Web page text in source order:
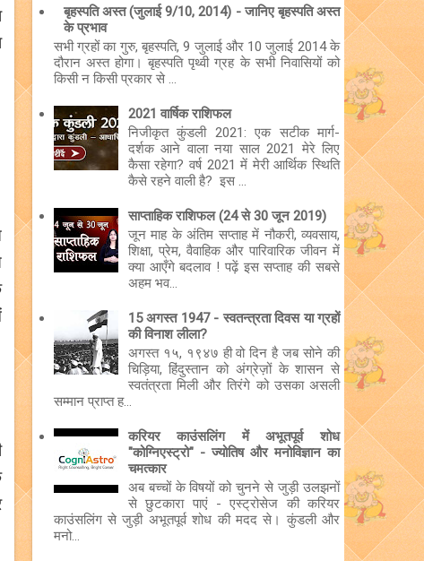
बृहस्पति अस्त (जुलाई 9/10, 2014) - जानिए बृहस्पति अस्त
के प्रभाव
सभी ग्रहों का गुरु, बृहस्पति, 9 जुलाई और 10 जुलाई 2014 के
दौरान अस्त होगा। बृहस्पति पृथ्वी ग्रह के सभी निवासियों को
किसी न किसी प्रकार से ...
2021 वार्षिक राशिफल
निजीकृत कुंडली 2021: एक सटीक मार्ग-
दर्शक आने वाला नया साल 2021 मेरे लिए
कैसा रहेगा? वर्ष 2021 में मेरी आर्थिक स्थिति
कैसे रहने वाली है? इस ...
साप्ताहिक राशिफल (24 से 30 जून 2019)
जून माह के अंतिम सप्ताह में नौकरी, व्यवसाय,
शिक्षा, प्रेम, वैवाहिक और पारिवारिक जीवन में
क्या आएँगे बदलाव ! पढ़ें इस सप्ताह की सबसे
अहम भव...
15 अगस्त 1947 - स्वतन्त्रता दिवस या ग्रहों
की विनाश लीला?
अगस्त १५, १९४७ ही वो दिन है जब सोने की
चिड़िया, हिंदुस्तान को अंग्रेज़ों के शासन से
स्वतंत्रता मिली और तिरंगे को उसका असली
सम्मान प्राप्त ह...
करियर काउंसलिंग में अभूतपूर्व शोध
"कोग्निएस्ट्रो" - ज्योतिष और मनोविज्ञान का
चमत्कार
अब बच्चों के विषयों को चुनने से जुड़ी उलझनों
से छुटकारा पाएं - एस्ट्रोसेज की करियर
काउंसलिंग से जुड़ी अभूतपूर्व शोध की मदद से। कुंडली और
मनो...